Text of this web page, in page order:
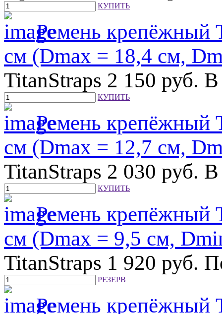
КУПИТЬ
Ремень крепёжный
см (Dmax = 18,4 см,
TitanStraps 2 150 руб. В
КУПИТЬ
Ремень крепёжный
см (Dmax = 12,7 см,
TitanStraps 2 030 руб. В
КУПИТЬ
Ремень крепёжный
см (Dmax = 9,5 см,
TitanStraps 1 920 руб.
РЕЗЕРВ
Ремень крепёжный